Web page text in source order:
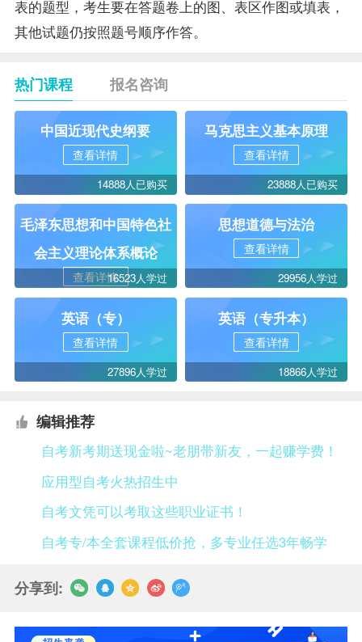
表的题型，考生要在答题卷上的图、表区作图或填表，
其他试题仍按照题号顺序作答。
热门课程 报名咨询
中国近现代史纲要
查看详情
14888人已购买
马克思主义基本原理
查看详情
23888人已购买
毛泽东思想和中国特色社
会主义理论体系概论
查看详情16523人学过
思想道德与法治
查看详情
29956人学过
英语（专）
查看详情
27896人学过
英语（专升本）
查看详情
18866人学过
编辑推荐
自考新考期送现金啦~老朋带新友，一起赚学费！
应用型自考火热招生中
自考文凭可以考取这些职业证书！
自考专/本全套课程低价抢，多专业任选3年畅学
分享到: